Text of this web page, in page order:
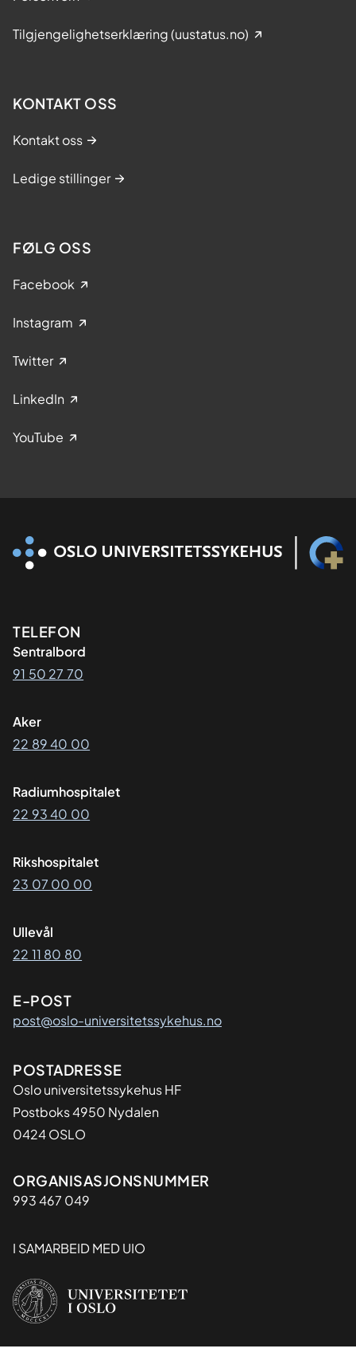
Tilgjengelighetserklæring (uustatus.no)
KONTAKT OSS
Kontakt oss
Ledige stillinger
FØLG OSS
Facebook
Instagram
Twitter
LinkedIn
YouTube
Kontaktinformasjon
TELEFON
Sentralbord
91 50 27 70
Aker
22 89 40 00
Radiumhospitalet
22 93 40 00
Rikshospitalet
23 07 00 00
Ullevål
22 11 80 80
E-POST
post@oslo-universitetssykehus.no
Adresse
POSTADRESSE
Oslo universitetssykehus HF
Postboks 4950 Nydalen
0424 OSLO
Organisasjon
ORGANISASJONSNUMMER
993 467 049
I SAMARBEID MED UIO